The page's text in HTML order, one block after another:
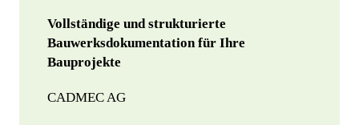
Vollständige und strukturierte
Bauwerksdokumentation für Ihre
Bauprojekte
CADMEC AG